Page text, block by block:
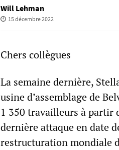
Will Lehman
15 décembre 2022
Chers collègues
La semaine dernière,
usine d’assemblage de
1 350 travailleurs à partir
dernière attaque en date
restructuration mondiale